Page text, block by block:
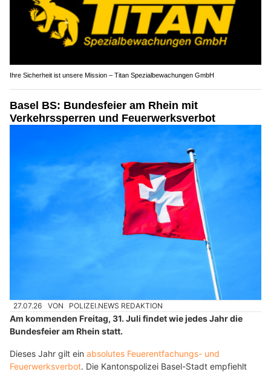
Ihre Sicherheit ist unsere Mission – Titan Spezialbewachungen GmbH
Basel BS: Bundesfeier am Rhein mit
Verkehrssperren und Feuerwerksverbot
27.07.26 VON POLIZEI.NEWS REDAKTION
Am kommenden Freitag, 31. Juli findet wie jedes Jahr die
Bundesfeier am Rhein statt.
Dieses Jahr gilt ein absolutes Feuerentfachungs- und
Feuerwerksverbot. Die Kantonspolizei Basel-Stadt empfiehlt